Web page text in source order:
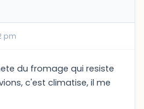
pm
du fromage qui resiste
c'est climatise, il me